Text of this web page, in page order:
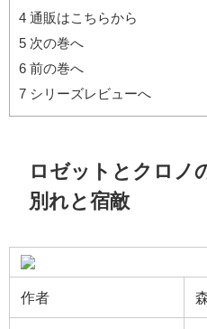
4 通販はこちらから
5 次の巻へ
6 前の巻へ
7 シリーズレビューへ
ロゼットとクロノ
別れと宿敵
作者